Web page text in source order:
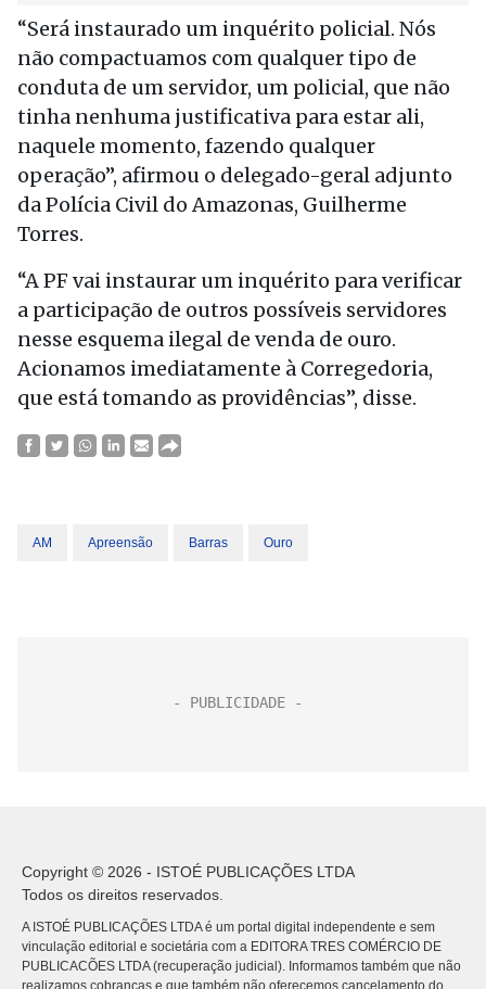
“Será instaurado um inquérito policial. Nós
não compactuamos com qualquer tipo de
conduta de um servidor, um policial, que não
tinha nenhuma justificativa para estar ali,
naquele momento, fazendo qualquer
operação”, afirmou o delegado-geral adjunto
da Polícia Civil do Amazonas, Guilherme
Torres.
“A PF vai instaurar um inquérito para verificar
a participação de outros possíveis servidores
nesse esquema ilegal de venda de ouro.
Acionamos imediatamente à Corregedoria,
que está tomando as providências”, disse.
AM Apreensão Barras Ouro
Copyright © 2026 - ISTOÉ PUBLICAÇÕES LTDA
Todos os direitos reservados.
A ISTOÉ PUBLICAÇÕES LTDA é um portal digital independente e sem
vinculação editorial e societária com a EDITORA TRES COMÉRCIO DE
PUBLICACÕES LTDA (recuperação judicial). Informamos também que não
realizamos cobranças e que também não oferecemos cancelamento do